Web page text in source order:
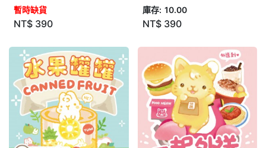
暫時缺貨
NT$ 390
庫存: 10.00
NT$ 390